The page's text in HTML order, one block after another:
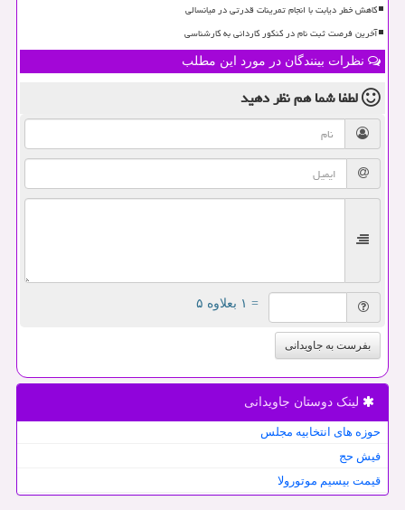
کاهش خطر دیابت با انجام تمرینات قدرتی در میانسالی
آخرین فرصت ثبت نام در کنکور کاردانی به کارشناسی
نظرات بینندگان در مورد این مطلب
لطفا شما همنظر دهید
= ۱ بعلاوه ۵
بفرست به جاویدانی
لینک دوستان جاویدانی
حوزه های انتخابیه مجلس
فیش حج
قیمت بیسیم موتورولا